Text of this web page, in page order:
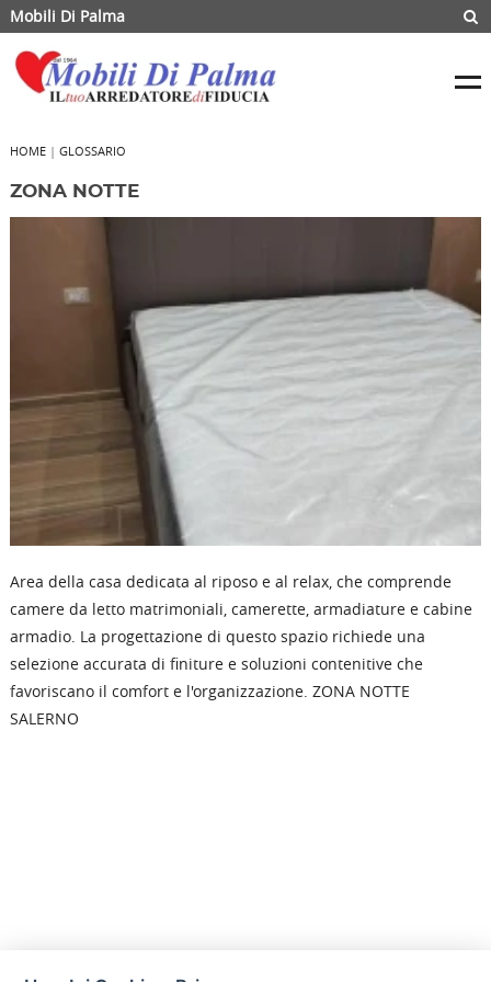
Mobili Di Palma
HOME| GLOSSARIO
ZONA NOTTE
Area della casa dedicata al riposo e al relax, che comprende
camere da letto matrimoniali, camerette, armadiature e cabine
armadio. La progettazione di questo spazio richiede una
selezione accurata di finiture e soluzioni contenitive che
favoriscano il comfort e l'organizzazione. ZONA NOTTE
SALERNO